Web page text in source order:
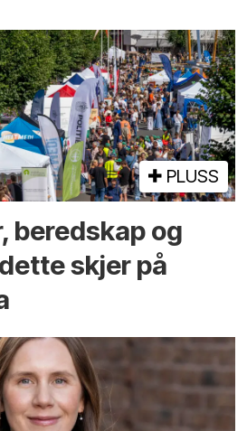
PLUSS
beredskap og
skjer på